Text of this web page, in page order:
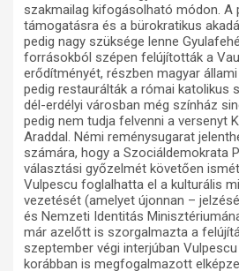
szakmailag kifogásolható módon. A
támogatásra és a bürokratikus
pedig nagy szüksége lenne
forrásokból szépen felújították a
erődítményét, részben magyar
pedig restaurálták a római katolikus
dél-erdélyi városban még színház
pedig nem tudja felvenni a versenyt
Araddal. Némi reménysugarat
számára, hogy a Szociáldemokrata
választási győzelmét követően
Vulpescu foglalhatta el a kulturális
vezetését (amelyet újonnan –
és Nemzeti Identitás
már azelőtt is szorgalmazta a
szeptember végi interjúban
korábban is megfogalmazott